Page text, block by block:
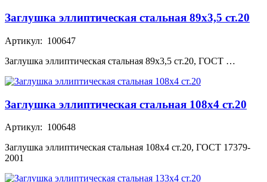
Заглушка эллиптическая стальная 89х3,5 ст.20
Артикул: 100647
Заглушка эллиптическая стальная 89х3,5 ст.20, ГОСТ …
Заглушка эллиптическая стальная 108х4 ст.20
Артикул: 100648
Заглушка эллиптическая стальная 108х4 ст.20, ГОСТ 17379-
2001